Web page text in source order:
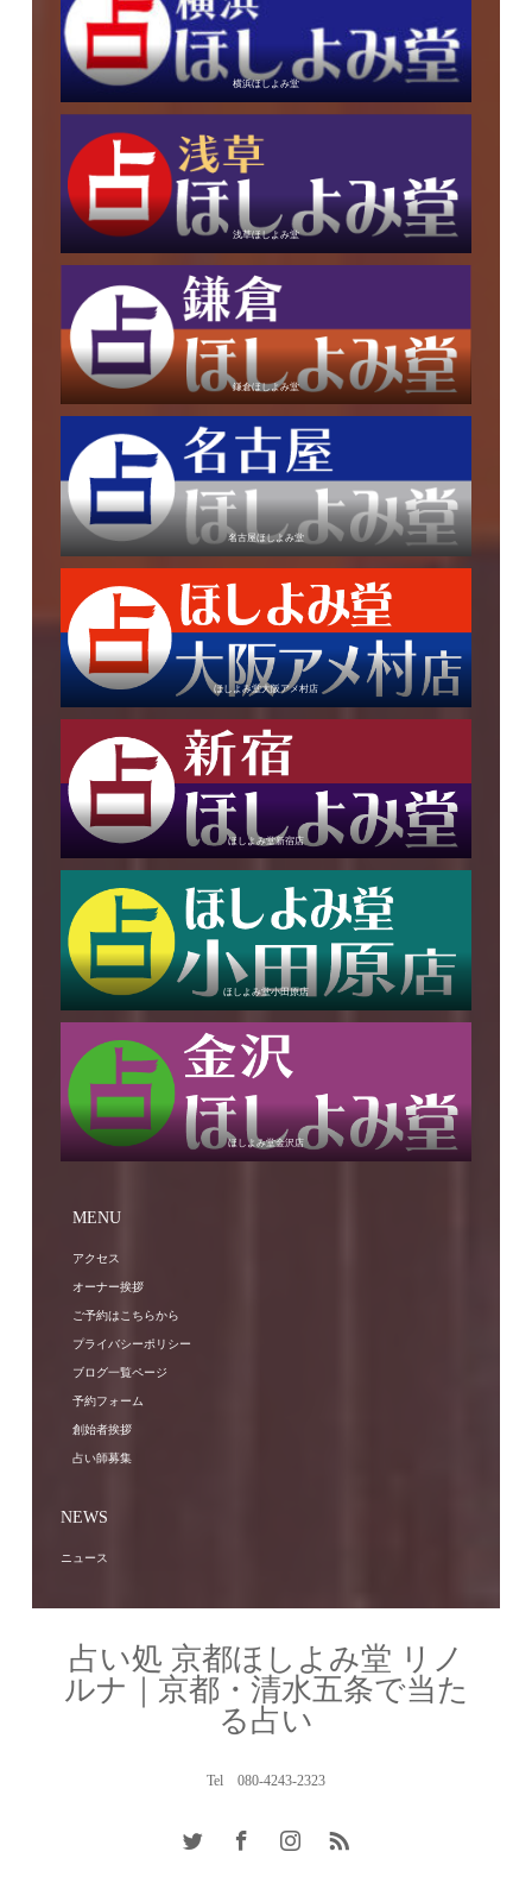
横浜ほしよみ堂
浅草ほしよみ堂
鎌倉ほしよみ堂
名古屋ほしよみ堂
ほしよみ堂大阪アメ村店
ほしよみ堂新宿店
ほしよみ堂小田原店
ほしよみ堂金沢店
MENU
アクセス
オーナー挨拶
ご予約はこちらから
プライバシーポリシー
ブログ一覧ページ
予約フォーム
創始者挨拶
占い師募集
NEWS
ニュース
占い処 京都ほしよみ堂 リノ
ルナ｜京都・清水五条で当た
る占い
Tel 080-4243-2323